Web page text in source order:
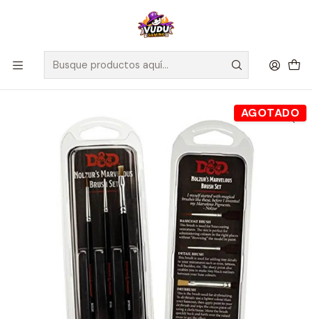
🚀 ¡Despachamos a todo Chile! Envío GRATIS a Regiones sobre
$100.000 y a RM sobre $35.000
Inicio Accesorios
Paint Set D&D Nolzurs Marvelous Brush Set
AGOTADO